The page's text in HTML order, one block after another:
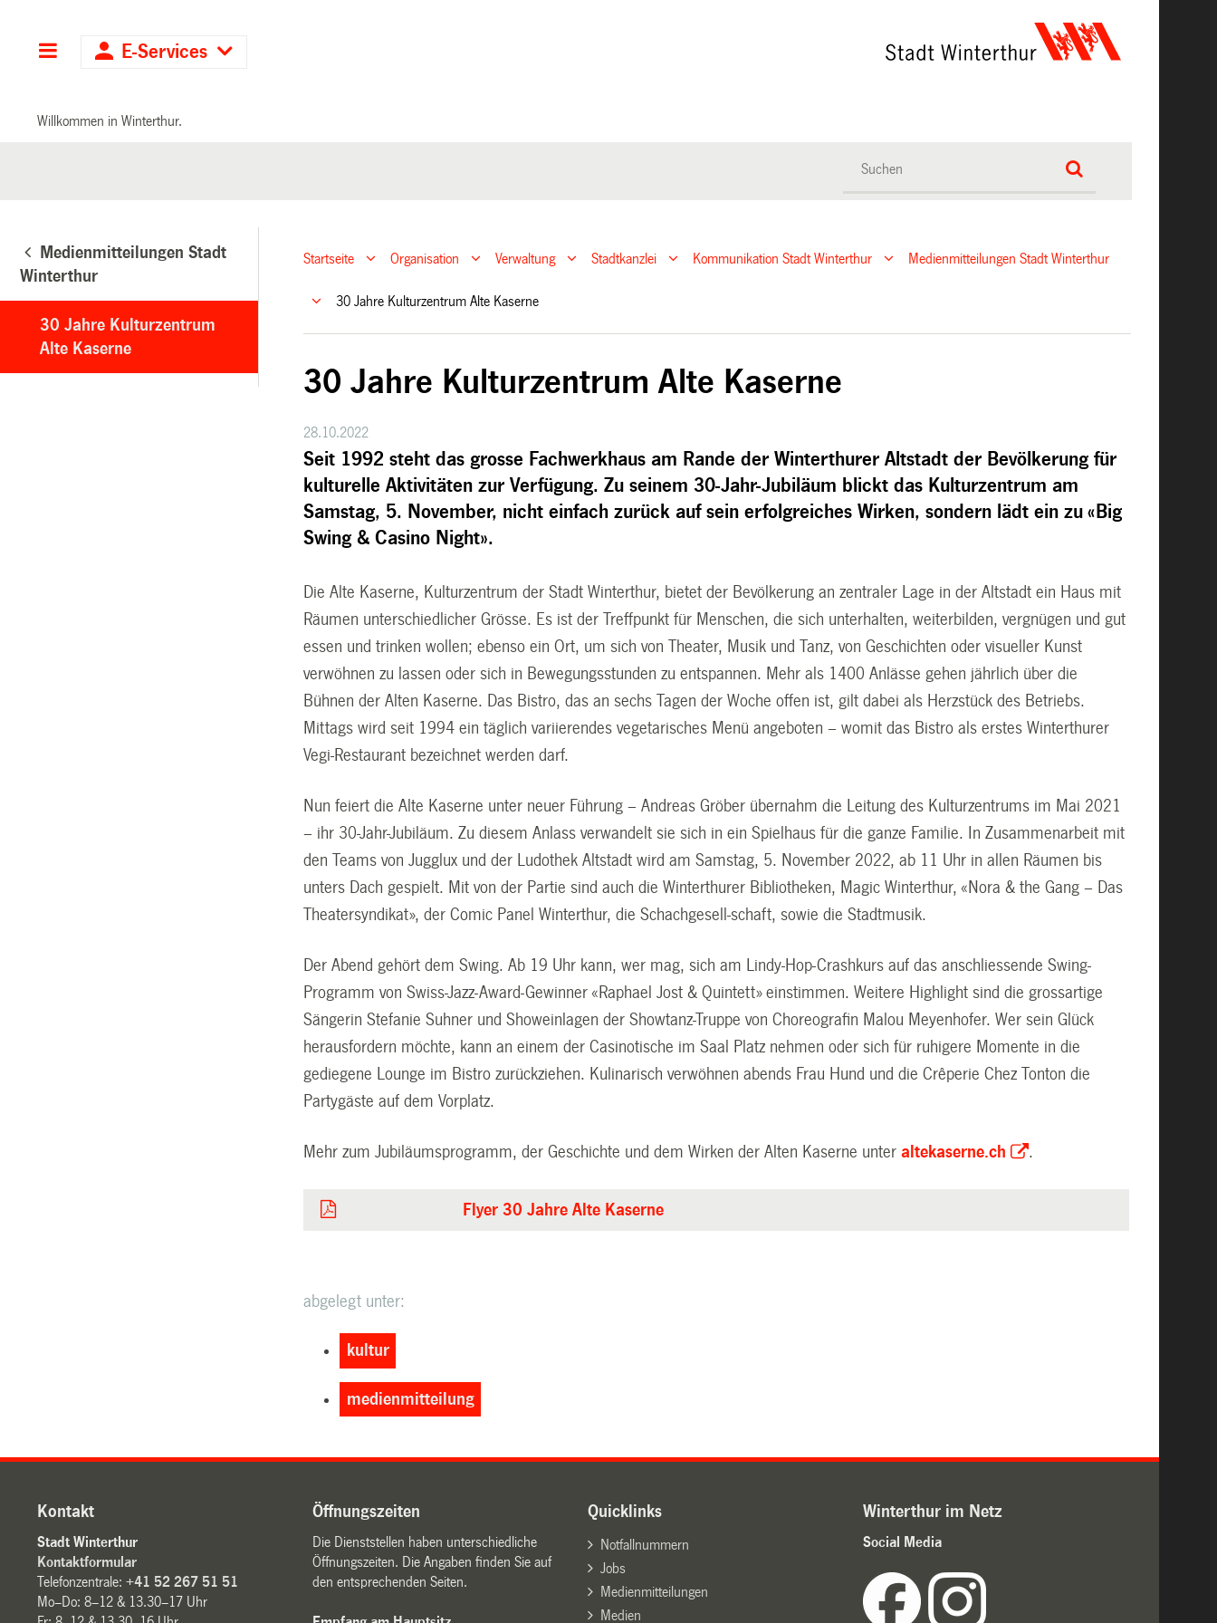
Hauptnavigation
E-Services
Willkommen in Winterthur.
Medienmitteilungen Stadt
Winterthur
30 Jahre Kulturzentrum
Alte Kaserne
Startseite Organisation Verwaltung Stadtkanzlei Kommunikation Stadt Winterthur Medienmitteilungen Stadt Winterthur
30 Jahre Kulturzentrum Alte Kaserne
30 Jahre Kulturzentrum Alte Kaserne
28.10.2022
Seit 1992 steht das grosse Fachwerkhaus am Rande der Winterthurer Altstadt der Bevölkerung für
kulturelle Aktivitäten zur Verfügung. Zu seinem 30-Jahr-Jubiläum blickt das Kulturzentrum am
Samstag, 5. November, nicht einfach zurück auf sein erfolgreiches Wirken, sondern lädt ein zu «Big
Swing & Casino Night».
Die Alte Kaserne, Kulturzentrum der Stadt Winterthur, bietet der Bevölkerung an zentraler Lage in der Altstadt ein Haus mit
Räumen unterschiedlicher Grösse. Es ist der Treffpunkt für Menschen, die sich unterhalten, weiterbilden, vergnügen und gut
essen und trinken wollen; ebenso ein Ort, um sich von Theater, Musik und Tanz, von Geschichten oder visueller Kunst
verwöhnen zu lassen oder sich in Bewegungsstunden zu entspannen. Mehr als 1400 Anlässe gehen jährlich über die
Bühnen der Alten Kaserne. Das Bistro, das an sechs Tagen der Woche offen ist, gilt dabei als Herzstück des Betriebs.
Mittags wird seit 1994 ein täglich variierendes vegetarisches Menü angeboten – womit das Bistro als erstes Winterthurer
Vegi-Restaurant bezeichnet werden darf.
Nun feiert die Alte Kaserne unter neuer Führung – Andreas Gröber übernahm die Leitung des Kulturzentrums im Mai 2021
– ihr 30-Jahr-Jubiläum. Zu diesem Anlass verwandelt sie sich in ein Spielhaus für die ganze Familie. In Zusammenarbeit mit
den Teams von Jugglux und der Ludothek Altstadt wird am Samstag, 5. November 2022, ab 11 Uhr in allen Räumen bis
unters Dach gespielt. Mit von der Partie sind auch die Winterthurer Bibliotheken, Magic Winterthur, «Nora & the Gang – Das
Theatersyndikat», der Comic Panel Winterthur, die Schachgesell-schaft, sowie die Stadtmusik.
Der Abend gehört dem Swing. Ab 19 Uhr kann, wer mag, sich am Lindy-Hop-Crashkurs auf das anschliessende Swing-
Programm von Swiss-Jazz-Award-Gewinner «Raphael Jost & Quintett» einstimmen. Weitere Highlight sind die grossartige
Sängerin Stefanie Suhner und Showeinlagen der Showtanz-Truppe von Choreografin Malou Meyenhofer. Wer sein Glück
herausfordern möchte, kann an einem der Casinotische im Saal Platz nehmen oder sich für ruhigere Momente in die
gediegene Lounge im Bistro zurückziehen. Kulinarisch verwöhnen abends Frau Hund und die Crêperie Chez Tonton die
Partygäste auf dem Vorplatz.
Mehr zum Jubiläumsprogramm, der Geschichte und dem Wirken der Alten Kaserne unteraltekaserne.ch .
Flyer 30 Jahre Alte Kaserne
abgelegt unter:
kultur
medienmitteilung
Kontakt
Stadt Winterthur
Kontaktformular
Telefonzentrale:+41 52 267 51 51
Mo–Do: 8–12 & 13.30–17 Uhr
Öffnungszeiten
Die Dienststellen haben unterschiedliche
Öffnungszeiten. Die Angaben finden Sie auf
den entsprechenden Seiten.
Quicklinks
Notfallnummern
Jobs
Medienmitteilungen
Medien
Winterthur im Netz
Social Media